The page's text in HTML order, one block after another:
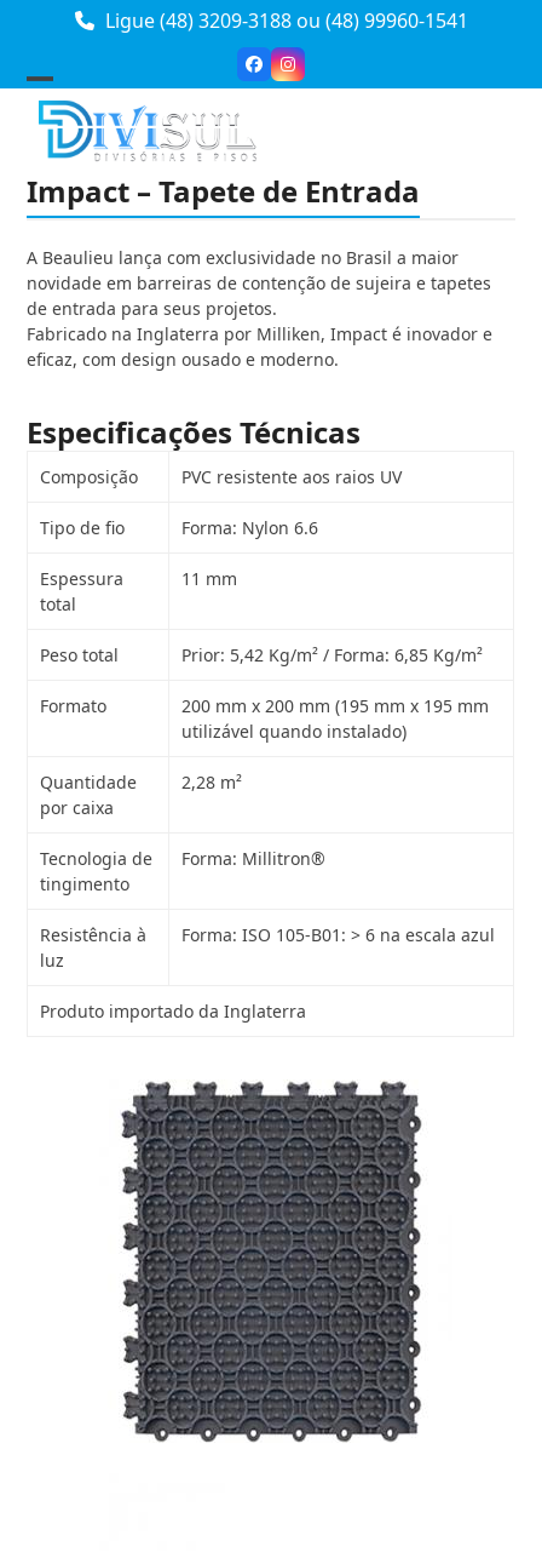
Ligue (48) 3209-3188ou (48) 99960-1541
FacebookInstagram
Open
mobile
menu
Close
mobile
menu
Impact – Tapete de Entrada
A Beaulieu lança com exclusividade no Brasil a maior
novidade em barreiras de contenção de sujeira e tapetes
de entrada para seus projetos.
Fabricado na Inglaterra por Milliken, Impact é inovador e
eficaz, com design ousado e moderno.
Especificações Técnicas
Composição PVC resistente aos raios UV
Tipo de fio Forma: Nylon 6.6
Espessura
total
11 mm
Peso total Prior: 5,42 Kg/m² / Forma: 6,85 Kg/m²
Formato
200 mm x 200 mm (195 mm x 195 mm
utilizável quando instalado)
Quantidade
por caixa
2,28 m²
Tecnologia de
tingimento
Forma: Millitron®
Resistência à
luz
Forma: ISO 105-B01: > 6 na escala azul
Produto importado da Inglaterra